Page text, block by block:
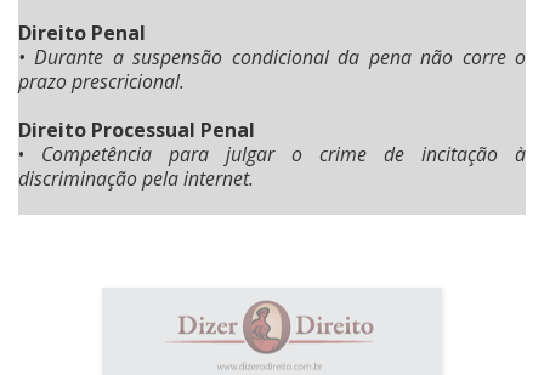
Direito Penal
• Durante a suspensão condicional da pena não corre o
prazo prescricional.
Direito Processual Penal
• Competência para julgar o crime de incitação à
discriminação pela internet.